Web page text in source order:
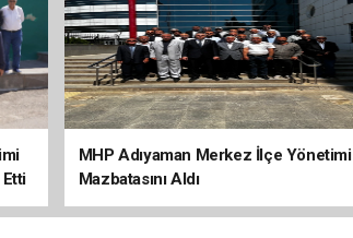
Etti
MHP Adıyaman Merkez İlçe Yönetimi
Mazbatasını Aldı